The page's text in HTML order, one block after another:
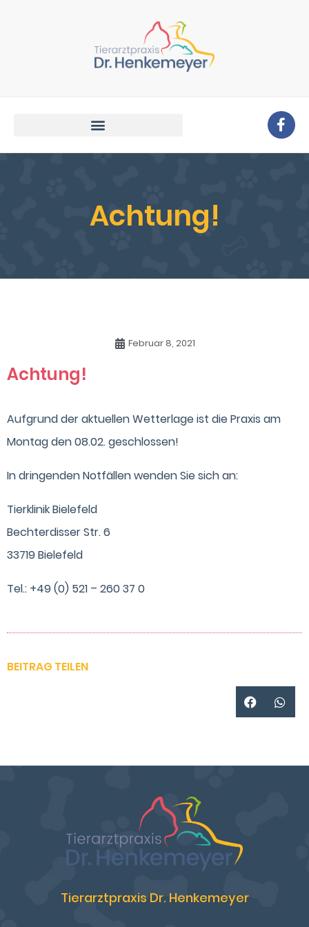
Achtung!
Februar 8, 2021
Achtung!
Aufgrund der aktuellen Wetterlage ist die Praxis am
Montag den 08.02. geschlossen!
In dringenden Notfällen wenden Sie sich an:
Tierklinik Bielefeld
Bechterdisser Str. 6
33719 Bielefeld
Tel.: +49 (0) 521 – 260 37 0
BEITRAG TEILEN
Tierarztpraxis Dr. Henkemeyer